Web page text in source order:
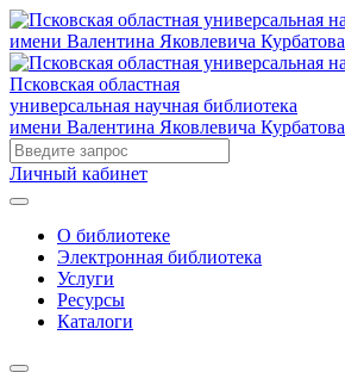
Псковская областная
универсальная научная библиотека
имени Валентина Яковлевича Курбатова
Личный кабинет
О библиотеке
Электронная библиотека
Услуги
Ресурсы
Каталоги